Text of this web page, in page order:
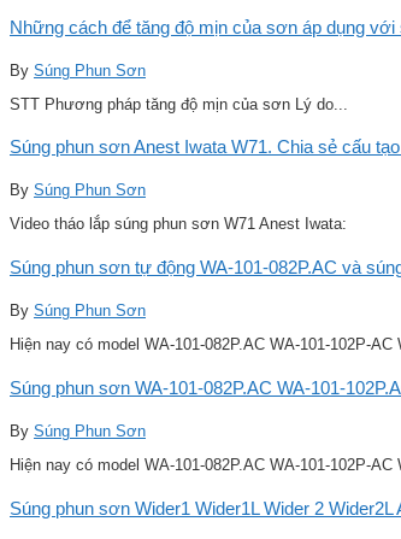
Những cách để tăng độ mịn của sơn áp dụng
By Súng Phun Sơn
STT Phương pháp tăng độ mịn của sơn Lý do...
Súng phun sơn Anest Iwata W71. Chia sẻ cấu
By Súng Phun Sơn
Video tháo lắp súng phun sơn W71 Anest Iwata:
Súng phun sơn tự động WA-101-082P.AC và
By Súng Phun Sơn
Hiện nay có model WA-101-082P.AC WA-101-102P-
Súng phun sơn WA-101-082P.AC WA-101-
By Súng Phun Sơn
Hiện nay có model WA-101-082P.AC WA-101-102P-
Súng phun sơn Wider1 Wider1L Wider 2 Wider2L